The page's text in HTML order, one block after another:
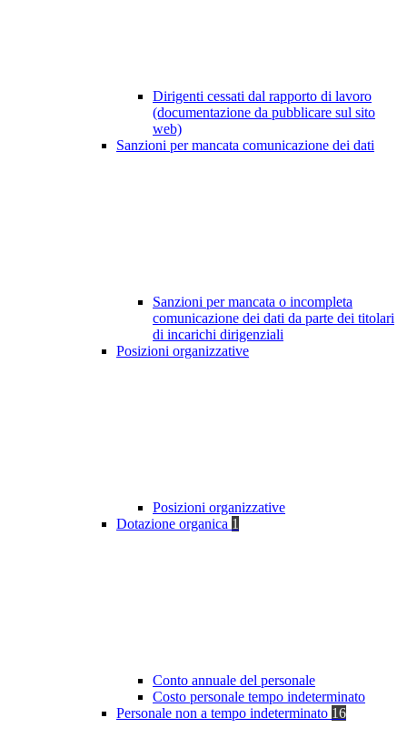
Dirigenti cessati dal rapporto di lavoro
(documentazione da pubblicare sul sito
web)
Sanzioni per mancata comunicazione dei dati
Sanzioni per mancata o incompleta
comunicazione dei dati da parte dei titolari
di incarichi dirigenziali
Posizioni organizzative
Posizioni organizzative
Dotazione organica 1
Conto annuale del personale
Costo personale tempo indeterminato
Personale non a tempo indeterminato 16